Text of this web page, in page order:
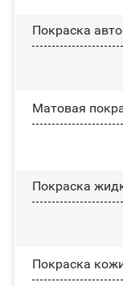
Покраска
Матовая
Покраска
Покраска